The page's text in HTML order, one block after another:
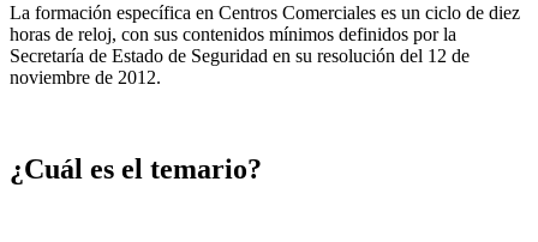
La formación específica en Centros Comerciales es un ciclo de diez
horas de reloj, con sus contenidos mínimos definidos por la
Secretaría de Estado de Seguridad en su resolución del 12 de
noviembre de 2012.
¿Cuál es el temario?